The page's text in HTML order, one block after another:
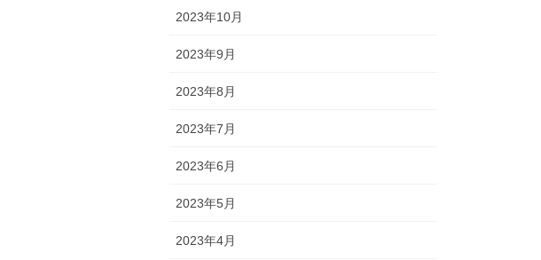
2023年10月
2023年9月
2023年8月
2023年7月
2023年6月
2023年5月
2023年4月